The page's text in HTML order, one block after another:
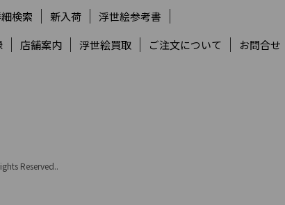
検索 新入荷
浮世絵参考書
店舗案内 浮世絵買取 ご注文について お問合せ
Reserved..